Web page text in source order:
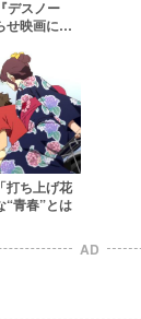
デスノー
せ映画に仕
打ち上げ花
“青春”とは
AD